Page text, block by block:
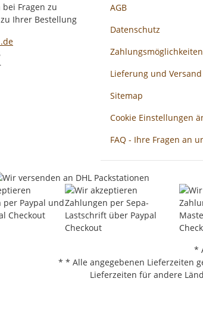
Fragen zu
Ihrer Bestellung
AGB
Datenschutz
Zahlungsmöglichkeiten
Lieferung und Versand
Sitemap
Cookie Einstellungen
FAQ - Ihre Fragen an
*
* * Alle angegebenen Lieferzeiten
Lieferzeiten für andere